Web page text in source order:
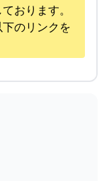
おります。
のリンクを